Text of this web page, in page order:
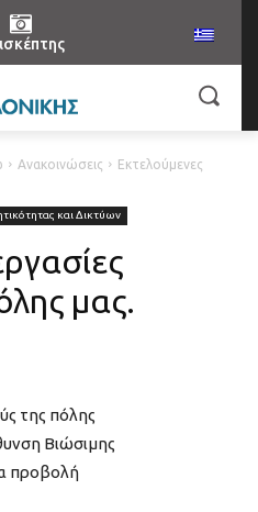
Ανακοινώσεις
Εκτελούμενες
και Δικτύων
μας.
της πόλης
Βιώσιμης
προβολή